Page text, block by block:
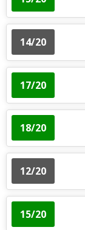
14/20
17/20
18/20
12/20
15/20